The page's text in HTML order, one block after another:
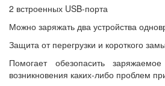
2 встроенных USB-порта
Можно заряжать два устройства
Защита от перегрузки и короткого
Помогает обезопасить
возникновения каких-либо проблем